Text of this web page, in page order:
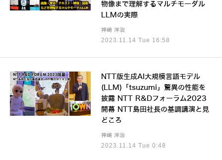
2023.11.14 Tue 16:58
物像まで理解するマルチモーダル
LLMの実際
神崎 洋治
2023.11.14 Tue 0:48
NTT版生成AI大規模言語モデル
(LLM)「tsuzumi」驚異の性能を
披露 NTT R&Dフォーラム2023
開幕 NTT島田社長の基調講演と見
どころ
神崎 洋治